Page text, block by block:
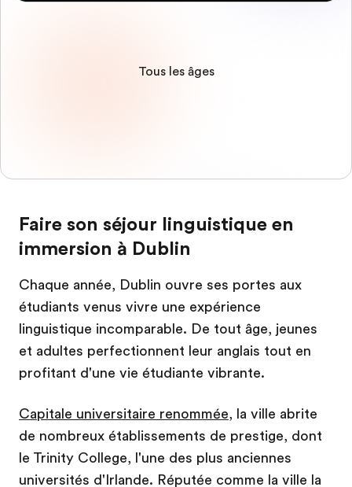
Tous les âges
Faire son séjour linguistique en
immersion à Dublin
Chaque année, Dublin ouvre ses portes aux
étudiants venus vivre une expérience
linguistique incomparable. De tout âge, jeunes
et adultes perfectionnent leur anglais tout en
profitant d'une vie étudiante vibrante.
Capitale universitaire renommée, la ville abrite
de nombreux établissements de prestige, dont
le Trinity College, l'une des plus anciennes
universités d'Irlande. Réputée comme la ville la